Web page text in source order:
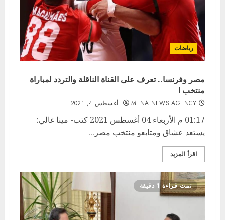
رياضات
مصر وفرنسا.. تعرف على القناة الناقلة والتردد لمباراة
منتخب ا
MENA NEWS AGENCY أغسطس 4, 2021
01:17 م الأربعاء 04 أغسطس 2021 كتب- مينا غالي:
يستعد عشاق ومتابعو منتخب مصر...
اقرأ المزيد
تمت قراءة 1 دقيقة